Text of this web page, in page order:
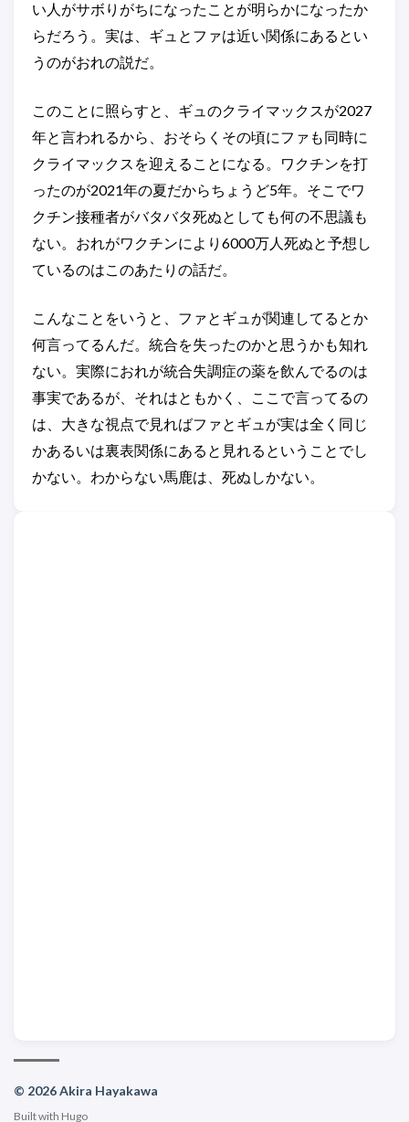
い人がサボりがちになったことが明らかになったか
らだろう。実は、ギュとファは近い関係にあるとい
うのがおれの説だ。
このことに照らすと、ギュのクライマックスが2027
年と言われるから、おそらくその頃にファも同時に
クライマックスを迎えることになる。ワクチンを打
ったのが2021年の夏だからちょうど5年。そこでワ
クチン接種者がバタバタ死ぬとしても何の不思議も
ない。おれがワクチンにより6000万人死ぬと予想し
ているのはこのあたりの話だ。
こんなことをいうと、ファとギュが関連してるとか
何言ってるんだ。統合を失ったのかと思うかも知れ
ない。実際におれが統合失調症の薬を飲んでるのは
事実であるが、それはともかく、ここで言ってるの
は、大きな視点で見ればファとギュが実は全く同じ
かあるいは裏表関係にあると見れるということでし
かない。わからない馬鹿は、死ぬしかない。
© 2026 Akira Hayakawa
Built with Hugo